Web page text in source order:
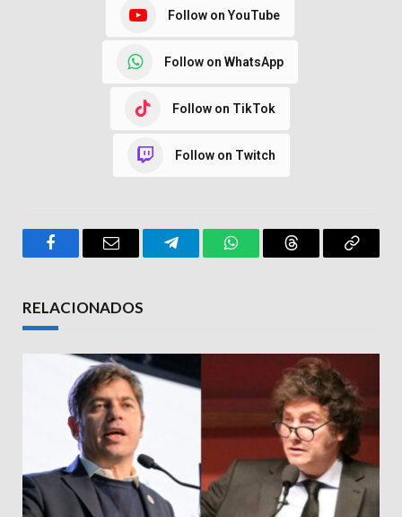
Follow on YouTube
Follow on WhatsApp
Follow on TikTok
Follow on Twitch
FacebookEmail TelegramWhatsAppThreads Copy
RELACIONADOS